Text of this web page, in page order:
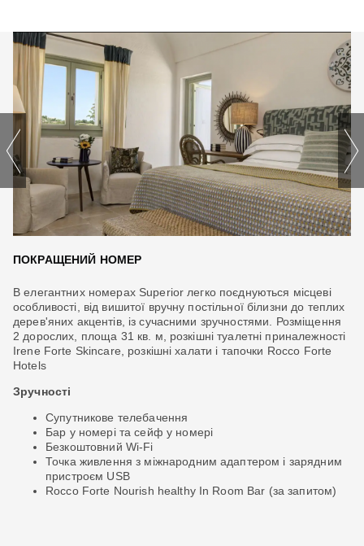
ПОКРАЩЕНИЙ НОМЕР
В елегантних номерах Superior легко поєднуються місцеві
особливості, від вишитої вручну постільної білизни до теплих
дерев'яних акцентів, із сучасними зручностями. Розміщення
2 дорослих, площа 31 кв. м, розкішні туалетні приналежності
Irene Forte Skincare, розкішні халати і тапочки Rocco Forte
Hotels
Зручності
Супутникове телебачення
Бар у номері та сейф у номері
Безкоштовний Wi-Fi
Точка живлення з міжнародним адаптером і зарядним
пристроєм USB
Rocco Forte Nourish healthy In Room Bar (за запитом)